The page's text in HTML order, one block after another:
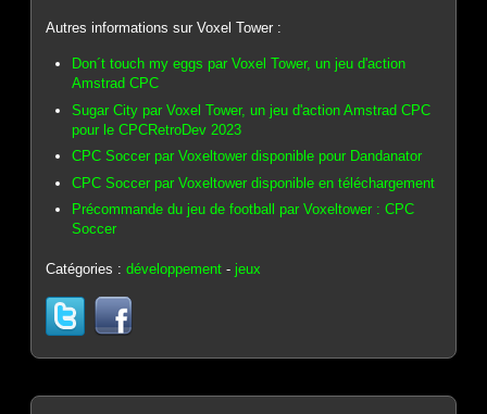
Autres informations sur Voxel Tower :
Don´t touch my eggs par Voxel Tower, un jeu d'action
Amstrad CPC
Sugar City par Voxel Tower, un jeu d'action Amstrad CPC
pour le CPCRetroDev 2023
CPC Soccer par Voxeltower disponible pour Dandanator
CPC Soccer par Voxeltower disponible en téléchargement
Précommande du jeu de football par Voxeltower : CPC
Soccer
Catégories :développement -jeux